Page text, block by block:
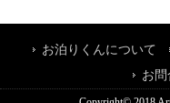
お泊りくんについて
お